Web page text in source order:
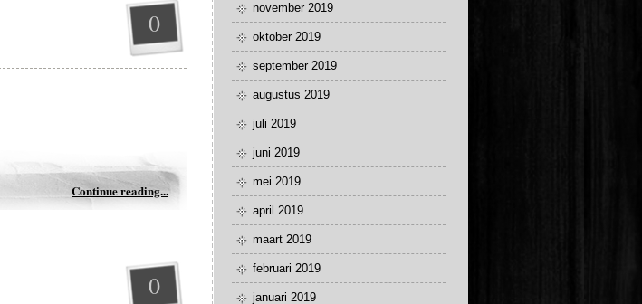
0
Continue reading...
0
november 2019
oktober 2019
september 2019
augustus 2019
juli 2019
juni 2019
mei 2019
april 2019
maart 2019
februari 2019
januari 2019